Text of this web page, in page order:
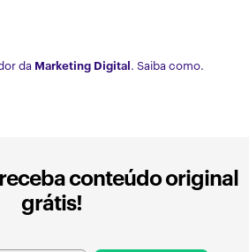
da Marketing Digital. Saiba como.
conteúdo original
grátis!